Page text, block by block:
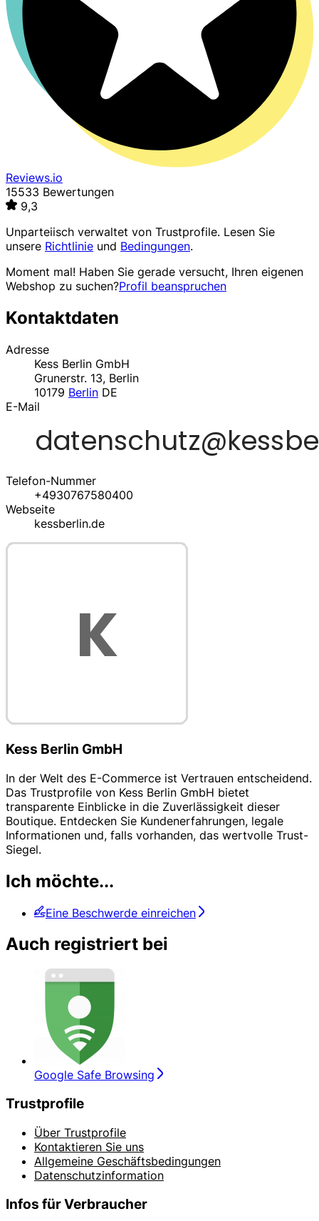
Reviews.io
15533 Bewertungen
9,3
Unparteiisch verwaltet von Trustprofile. Lesen Sie
unsere Richtlinie und Bedingungen.
Moment mal! Haben Sie gerade versucht, Ihren eigenen
Webshop zu suchen?Profil beanspruchen
Kontaktdaten
Adresse
Kess Berlin GmbH
Grunerstr. 13, Berlin
10179 Berlin DE
E-Mail
Telefon-Nummer
+4930767580400
Webseite
kessberlin.de
Kess Berlin GmbH
In der Welt des E-Commerce ist Vertrauen entscheidend.
Das Trustprofile von Kess Berlin GmbH bietet
transparente Einblicke in die Zuverlässigkeit dieser
Boutique. Entdecken Sie Kundenerfahrungen, legale
Informationen und, falls vorhanden, das wertvolle Trust-
Siegel.
Ich möchte...
Eine Beschwerde einreichen
Auch registriert bei
Google Safe Browsing
Trustprofile
Über Trustprofile
Kontaktieren Sie uns
Allgemeine Geschäftsbedingungen
Datenschutzinformation
Infos für Verbraucher